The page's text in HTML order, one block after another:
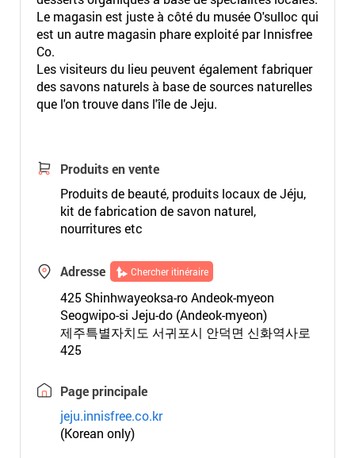
Le magasin est juste à côté du musée O'sulloc qui
est un autre magasin phare exploité par Innisfree
Co.
Les visiteurs du lieu peuvent également fabriquer
des savons naturels à base de sources naturelles
que l'on trouve dans l'île de Jeju.
Produits en vente
Produits de beauté, produits locaux de Jéju,
kit de fabrication de savon naturel,
nourritures etc
Adresse Chercher itinéraire
425 Shinhwayeoksa-ro Andeok-myeon
Seogwipo-si Jeju-do (Andeok-myeon)
제주특별자치도 서귀포시 안덕면 신화역사로
425
Page principale
jeju.innisfree.co.kr
(Korean only)